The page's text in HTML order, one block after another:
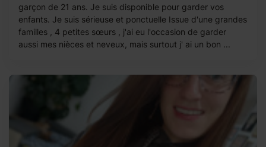
garçon de 21 ans. Je suis disponible pour garder vos
enfants. Je suis sérieuse et ponctuelle Issue d'une grandes
familles , 4 petites sœurs , j'ai eu l'occasion de garder
aussi mes nièces et neveux, mais surtout j' ai un bon ...